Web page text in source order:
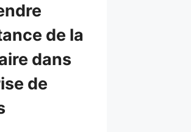
de la
dans
de